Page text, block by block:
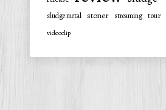
sludge metal stoner streaming tour
videoclip